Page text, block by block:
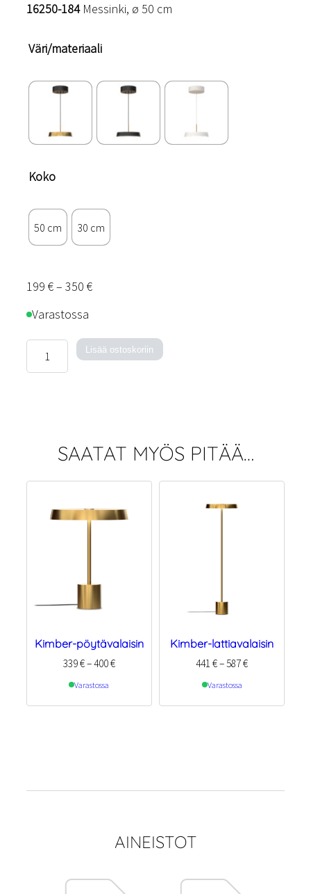
16250-184Messinki, ø 50 cm
Väri/materiaali
Koko
50 cm 30 cm
199 €– 350 €Hintaluokka:
350 €
Varastossa
kattovalaisin
Lisää ostoskoriin
SAATAT MYÖS PITÄÄ…
Kimber-pöytävalaisin
339€–400€Hintaluokka:
Varastossa
Kimber-lattiavalaisin
441€–587€Hintaluokka:
Varastossa
AINEISTOT